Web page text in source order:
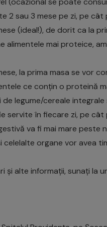
2 sau 3 mese pe zi, pe
(ideal!), de dorit ca la
alimentele mai proteice,
la prima masa se vor
ce conțin o proteină
legume/cereale integrale
servite în fiecare zi, pe cât
va fi mai mare peste
celelalte organe vor avea
și alte informații, sunați la